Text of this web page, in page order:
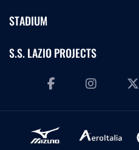
STADIUM
S.S. LAZIO PROJECTS